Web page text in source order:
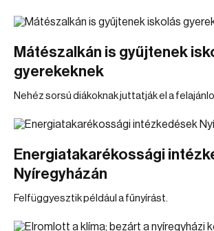
Mátészalkán is gyűjtenek
gyerekeknek
Nehéz sorsú diákoknak juttatják el a
Energiatakarékossági
Nyíregyházán
Felfüggyesztik például a fűnyírást.